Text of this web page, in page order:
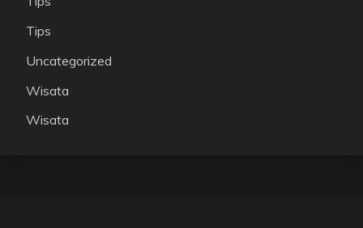
Tips
Uncategorized
Wisata
Wisata